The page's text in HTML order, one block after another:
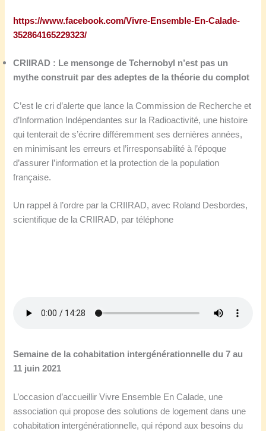
https://www.facebook.com/Vivre-Ensemble-En-Calade-
352864165229323/
CRIIRAD : Le mensonge de Tchernobyl n’est pas un
mythe construit par des adeptes de la théorie du complot
C’est le cri d’alerte que lance la Commission de Recherche et
d’Information Indépendantes sur la Radioactivité, une histoire
qui tenterait de s’écrire différemment ses dernières années,
en minimisant les erreurs et l’irresponsabilité à l’époque
d’assurer l’information et la protection de la population
française.
Un rappel à l’ordre par la CRIIRAD, avec Roland Desbordes,
scientifique de la CRIIRAD, par téléphone
Semaine de la cohabitation intergénérationnelledu 7 au
11 juin 2021
L’occasion d’accueillir Vivre Ensemble En Calade, une
association qui propose des solutions de logement dans une
cohabitation intergénérationnelle, qui répond aux besoins du